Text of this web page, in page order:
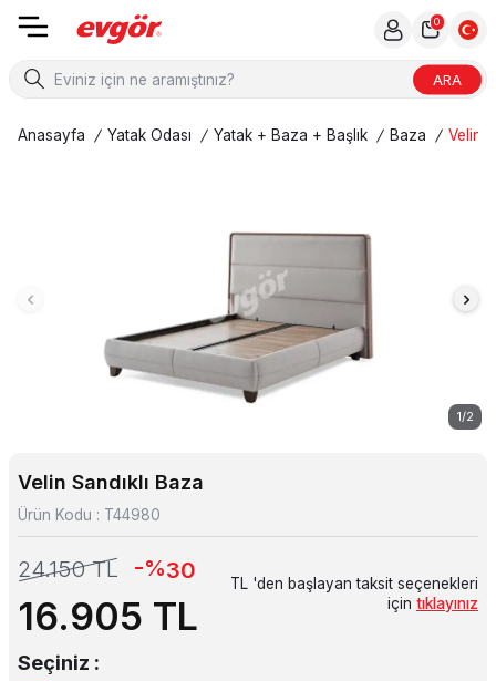
ARA
0
Anasayfa / Yatak Odası / Yatak + Baza + Başlık / Baza / Velin
1/2
Velin Sandıklı Baza
Ürün Kodu : T44980
24.150TL -%30
16.905 TL
TL 'den başlayan taksit seçenekleri
için tıklayınız
Seçiniz :